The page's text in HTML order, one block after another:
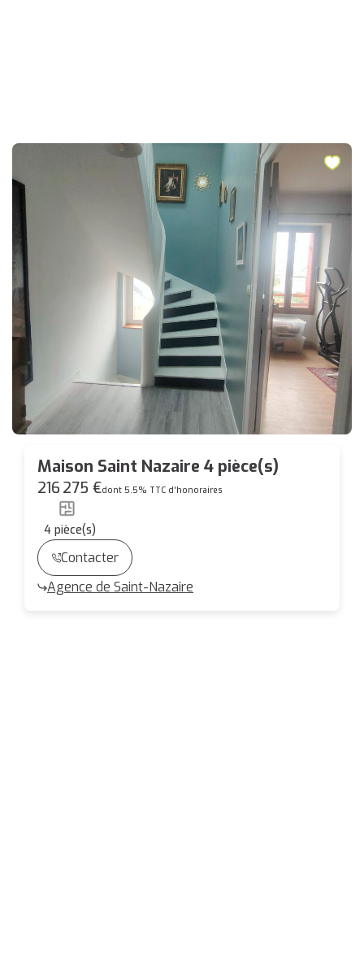
Maison Saint Nazaire 4 pièce(s)
216 275 €dont 5.5% TTC d'honoraires
4 pièce(s)
Contacter
Agence de Saint-Nazaire